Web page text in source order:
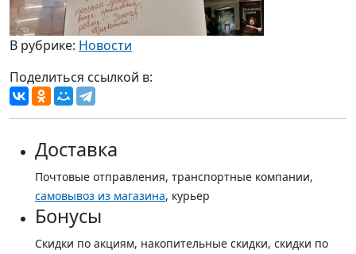
В рубрике: Новости
Поделиться ссылкой в:
Доставка
Почтовые отправления, транспортные компании,
самовывоз из магазина, курьер
Бонусы
Скидки по акциям, накопительные скидки, скидки по